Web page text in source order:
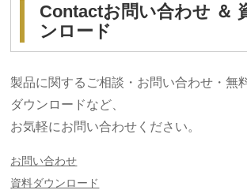
Contactお問い合わせ ＆
ンロード
製品に関するご相談・お問い合わせ・無
ダウンロードなど、
お気軽にお問い合わせください。
お問い合わせ
資料ダウンロード